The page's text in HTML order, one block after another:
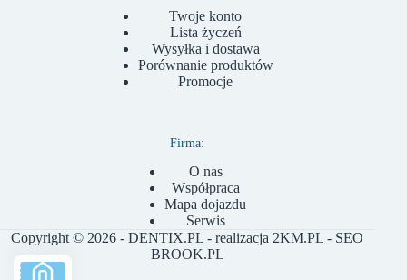
Twoje konto
Lista życzeń
Wysyłka i dostawa
Porównanie produktów
Promocje
Firma:
O nas
Współpraca
Mapa dojazdu
Serwis
Copyright © 2026 - DENTIX.PL - realizacja 2KM.PL - SEO
BROOK.PL